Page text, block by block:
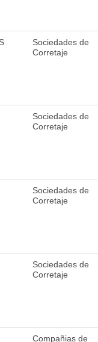
Sociedades de
Corretaje
Sociedades de
Corretaje
Sociedades de
Corretaje
Sociedades de
Corretaje
Compañias de